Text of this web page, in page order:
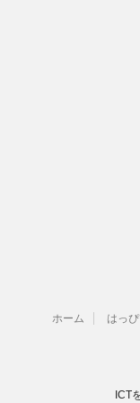
ホーム はっ
ICT